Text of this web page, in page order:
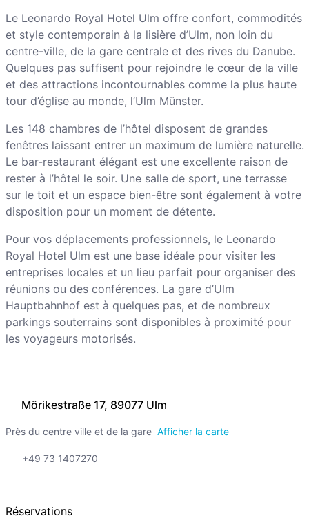
Mörikestraße 17, 89077 Ulm
Près du centre ville et de la gare Afficher la carte
+49 73 1407270
Réservations
Le Leonardo Royal Hotel Ulm offre confort, commodités
et style contemporain à la lisière d’Ulm, non loin du
centre-ville, de la gare centrale et des rives du Danube.
Quelques pas suffisent pour rejoindre le cœur de la ville
et des attractions incontournables comme la plus haute
tour d’église au monde, l’Ulm Münster.
Les 148 chambres de l’hôtel disposent de grandes
fenêtres laissant entrer un maximum de lumière naturelle.
Le bar-restaurant élégant est une excellente raison de
rester à l’hôtel le soir. Une salle de sport, une terrasse
sur le toit et un espace bien-être sont également à votre
disposition pour un moment de détente.
Pour vos déplacements professionnels, le Leonardo
Royal Hotel Ulm est une base idéale pour visiter les
entreprises locales et un lieu parfait pour organiser des
réunions ou des conférences. La gare d’Ulm
Hauptbahnhof est à quelques pas, et de nombreux
parkings souterrains sont disponibles à proximité pour
les voyageurs motorisés.